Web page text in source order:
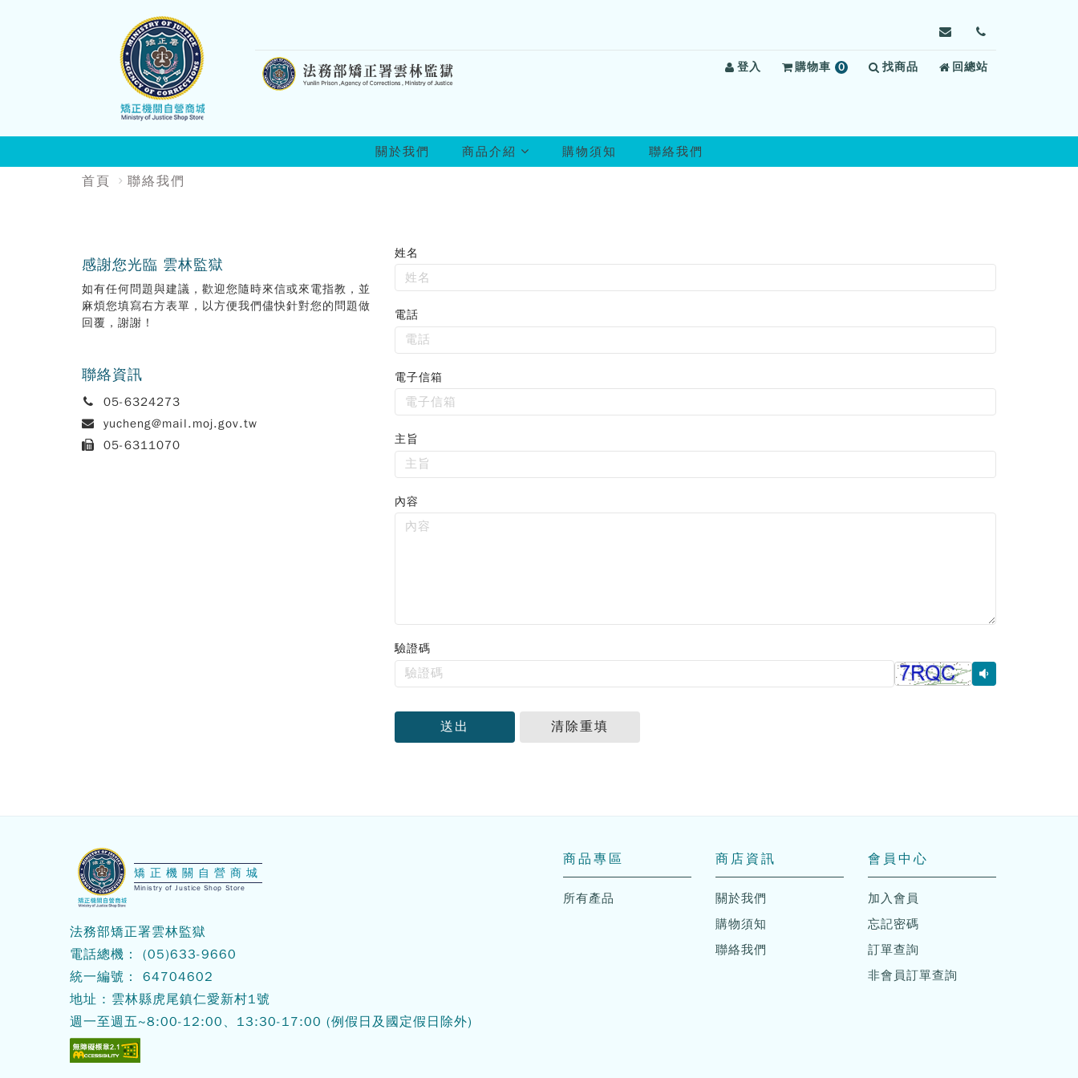
給
獄，
聯
登入 購物車 0項
找商品 回總站
關於我們 商品介紹 購物須知
聯絡我們
:::
首頁 聯絡我們
感謝您光臨 雲林監獄
如有任何問題與建議，歡迎您隨時來信或來電指教，並
麻煩您填寫右方表單，以方便我們儘快針對您的問題做
回覆，謝謝！
聯絡資訊
電
話:
05-6324273
信
箱:
yucheng@mail.moj.gov.tw
傳
05-6311070
聯
絡
表
單
姓名
電話
電子信箱
輸
入
效
格
example@mail.com
主旨
內容
驗證碼
送出 清除重填
:::
矯正機關自營商城
Ministry of Justice Shop Store
法務部矯正署雲林監獄
電話總機： (05)633-9660
統一編號： 64704602
地址 : 雲林縣虎尾鎮仁愛新村1號
週一至週五~8:00-12:00、13:30-17:00 (例假日及國定假日除外)
商品專區
所有產品
商店資訊
關於我們
購物須知
聯絡我們
會員中心
加入會員
忘記密碼
訂單查詢
非會員訂單查詢